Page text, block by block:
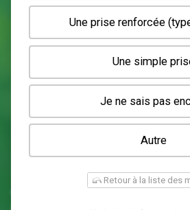
Une wallbox en
Une wallbox en
Une prise
Une